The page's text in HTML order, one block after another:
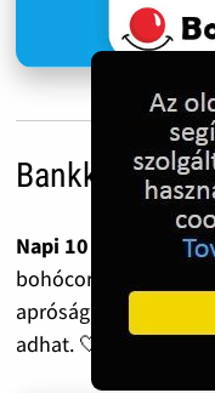
Bankkártyás
Napi 10 forint
bohócorr vagy egy
apróság, ami egy
adhat. 🤍 Segítenél?